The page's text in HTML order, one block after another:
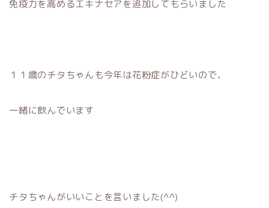
免疫力を高めるエキナセアを追加してもらいました
１１歳のチタちゃんも今年は花粉症がひどいので、
一緒に飲んでいます
チタちゃんがいいことを言いました(^^)